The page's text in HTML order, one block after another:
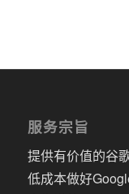
服务宗旨
提供有价值的谷
低成本做好